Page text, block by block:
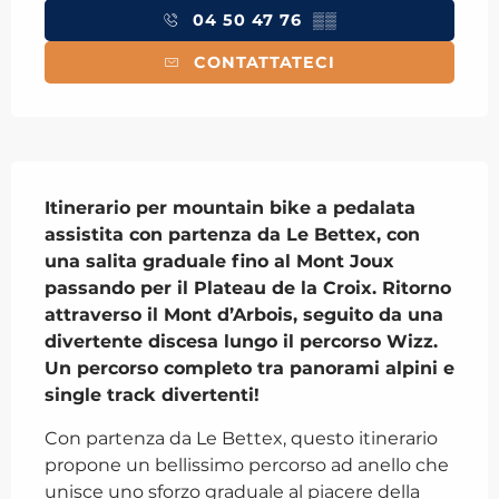
04 50 47 76 ▒▒
CONTATTATECI
Itinerario per mountain bike a pedalata
assistita con partenza da Le Bettex, con
una salita graduale fino al Mont Joux
passando per il Plateau de la Croix. Ritorno
attraverso il Mont d’Arbois, seguito da una
divertente discesa lungo il percorso Wizz.
Un percorso completo tra panorami alpini e
single track divertenti!
Con partenza da Le Bettex, questo itinerario
propone un bellissimo percorso ad anello che
unisce uno sforzo graduale al piacere della